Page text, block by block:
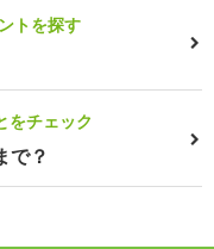
トを探す
をチェック
で？